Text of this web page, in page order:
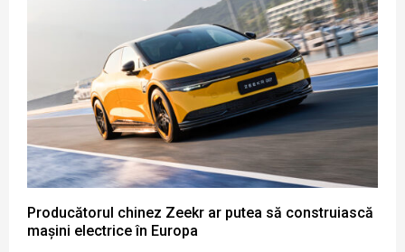
Producătorul chinez Zeekr ar putea să construiască
mașini electrice în Europa